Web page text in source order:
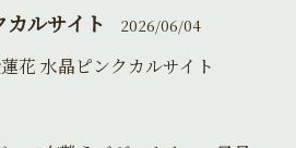
ルサイト 2026/06/04
花 水晶ピンクカルサイト